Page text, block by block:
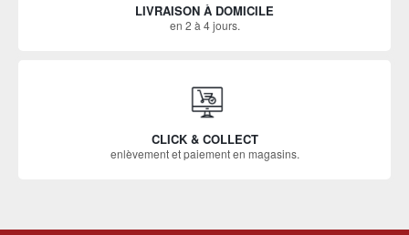
LIVRAISON À DOMICILE
en 2 à 4 jours.
CLICK & COLLECT
enlèvement et paiement en magasins.